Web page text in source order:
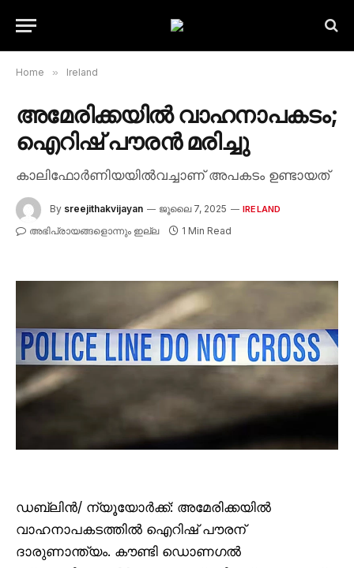
Home » Ireland
അമേരിക്കയിൽ വാഹനാപകടം;
ഐറിഷ് പൗരൻ മരിച്ചു
കാലിഫോർണിയയിൽവച്ചാണ് അപകടം ഉണ്ടായത്
By sreejithakvijayan ജൂലൈ 7, 2025 IRELAND
അഭിപ്രായങ്ങളൊന്നും ഇല്ല 1 Min Read
ഡബ്ലിൻ/ ന്യൂയോർക്ക്: അമേരിക്കയിൽ
വാഹനാപകടത്തിൽ ഐറിഷ് പൗരന്
ദാരുണാന്ത്യം. കൗണ്ടി ഡൊണഗൽ